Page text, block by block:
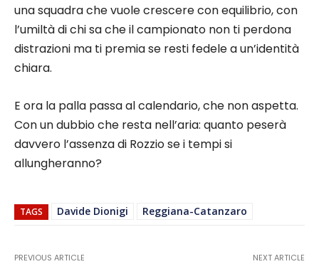
una squadra che vuole crescere con equilibrio, con
l’umiltà di chi sa che il campionato non ti perdona
distrazioni ma ti premia se resti fedele a un’identità
chiara.
E ora la palla passa al calendario, che non aspetta.
Con un dubbio che resta nell’aria: quanto peserà
davvero l’assenza di Rozzio se i tempi si
allungheranno?
TAGS Davide Dionigi Reggiana-Catanzaro
PREVIOUS ARTICLE NEXT ARTICLE